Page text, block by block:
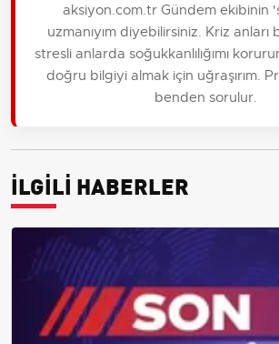
aksiyon.com.tr Gündem ekibinin
uzmanıyım diyebilirsiniz. Kriz anları
stresli anlarda soğukkanlılığımı
doğru bilgiyi almak için uğraşırım.
benden sorulur.
İLGİLİ HABERLER